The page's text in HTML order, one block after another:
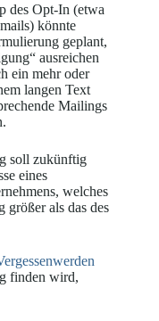
des Opt-In (etwa
könnte
geplant,
ausreichen
ein mehr oder
langen Text
Mailings
soll zukünftig
eines
welches
größer als das des
finden wird,